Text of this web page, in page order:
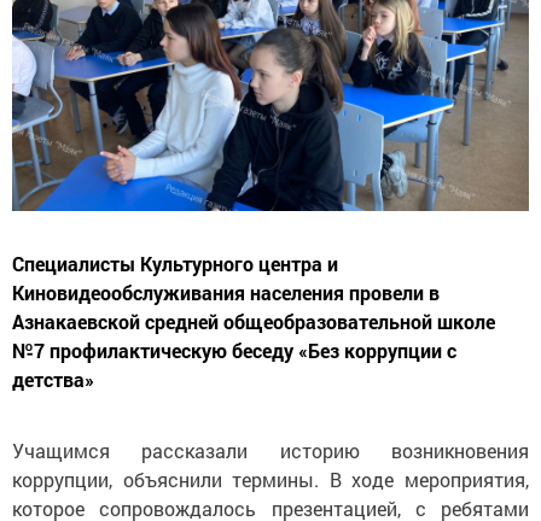
Специалисты Культурного центра и
Киновидеообслуживания населения провели в
Азнакаевской средней общеобразовательной школе
№7 профилактическую беседу «Без коррупции с
детства»
Учащимся рассказали историю возникновения
коррупции, объяснили термины. В ходе мероприятия,
которое сопровождалось презентацией, с ребятами